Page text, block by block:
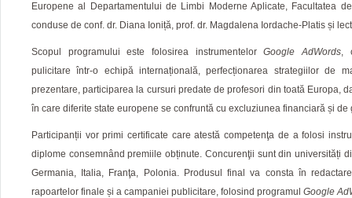
Europene al Departamentului de Limbi Moderne Aplicate, Facultatea
conduse de conf. dr. Diana Ioniță, prof. dr. Magdalena Iordache-Platis și
Scopul programului este folosirea instrumentelorGoogle AdWords,
pulicitare într-o echipă internațională, perfecționarea strategiilor de
prezentare, participarea la cursuri predate de profesori din toată Europa,
în care diferite state europene se confruntă cu excluziunea financiară și de
Participanții vor primi certificate care atestă competenţa de a folosi
diplome consemnând premiile obținute. Concurenţii sunt din universități
Germania, Italia, Franţa, Polonia. Produsul final va consta în
rapoartelor finale și a campaniei publicitare, folosind programul Google